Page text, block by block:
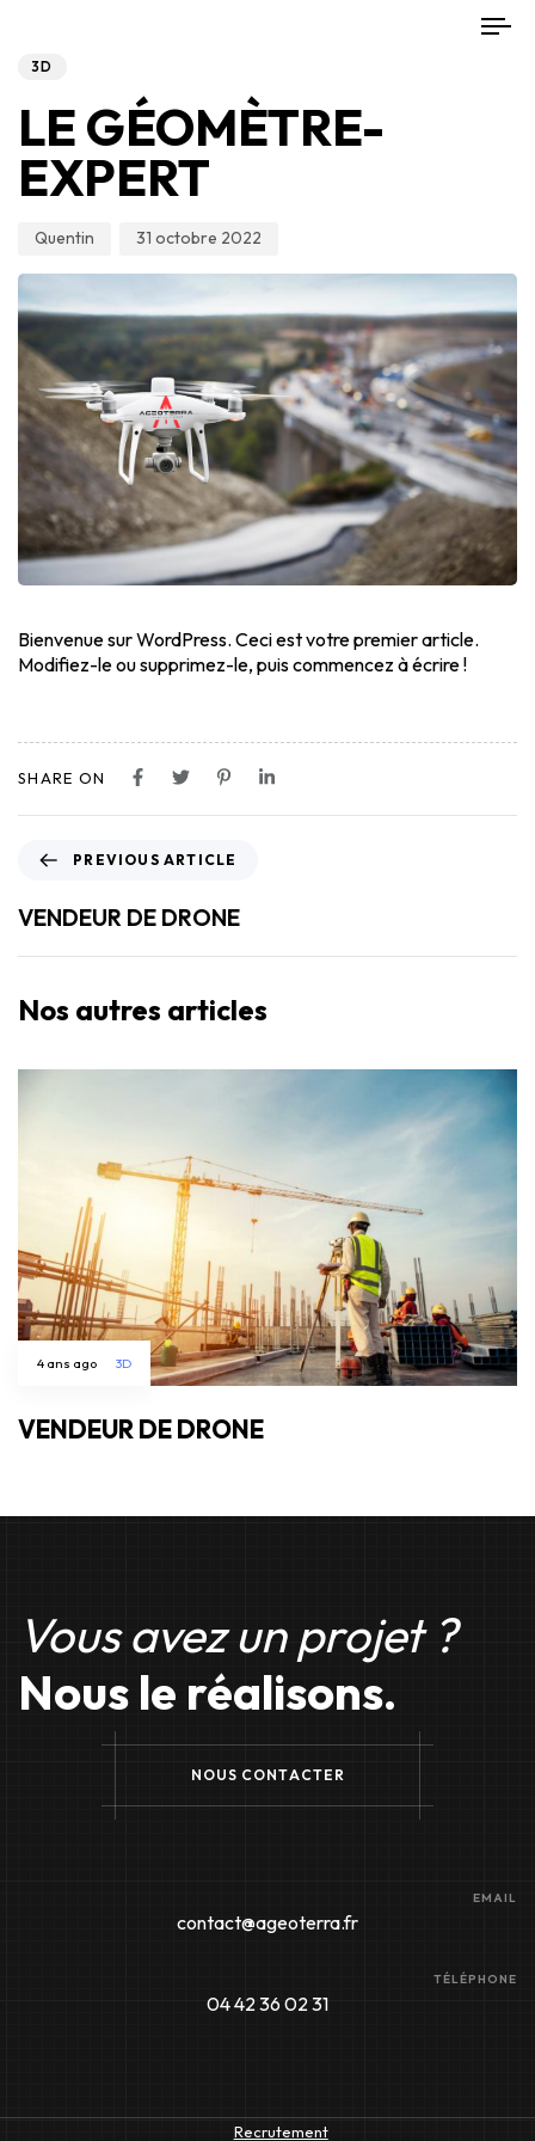
3D
LE GÉOMÈTRE-
EXPERT
Quentin 31 octobre 2022
Bienvenue sur WordPress. Ceci est votre premier article.
Modifiez-le ou supprimez-le, puis commencez à écrire !
SHARE ON
PREVIOUS ARTICLE
VENDEUR DE DRONE
Nos autres articles
4 ans ago 3D
VENDEUR DE DRONE
Vous avez un projet ?
Nous le réalisons.
N OUS CONTACTE R
EMAIL
contact@ageoterra.fr
TÉLÉPHONE
04 42 36 02 31
Recrutement